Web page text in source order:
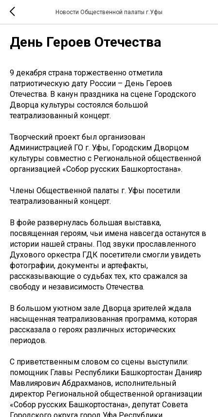
Новости Общественной палаты г.Уфы
День Героев Отечества
9 декабря страна торжественно отметила
патриотическую дату России – День Героев
Отечества. В канун праздника на сцене Городского
Дворца культуры состоялся большой
театрализованный концерт.
Творческий проект был организован
Администрацией ГО г. Уфы, Городским Дворцом
культуры совместно с Региональной общественной
организацией «Собор русских Башкортостана».
Члены Общественной палаты г. Уфы посетили
театрализованный концерт.
В фойе развернулась большая выставка,
посвященная героям, чьи имена навсегда останутся в
истории нашей страны. Под звуки прославленного
Духового оркестра ГДК посетители смогли увидеть
фотографии, документы и артефакты,
рассказывающие о судьбах тех, кто сражался за
свободу и независимость Отечества.
В большом уютном зале Дворца зрителей ждала
насыщенная театрализованная программа, которая
рассказала о героях различных исторических
периодов.
С приветственным словом со сцены выступили:
помощник Главы Республики Башкортостан Данияр
Мавлиярович Абдрахманов, исполнительный
директор Региональной общественной организации
«Собор русских Башкортостана», депутат Совета